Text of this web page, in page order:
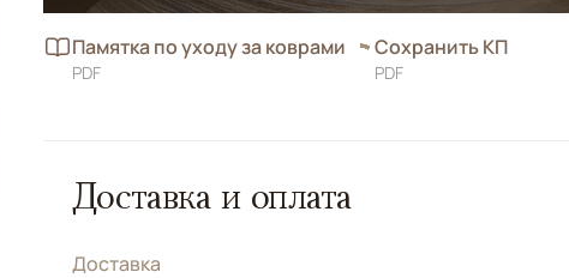
Памятка по уходу за коврами
PDF
Сохранить КП
PDF
Доставка и оплата
Доставка